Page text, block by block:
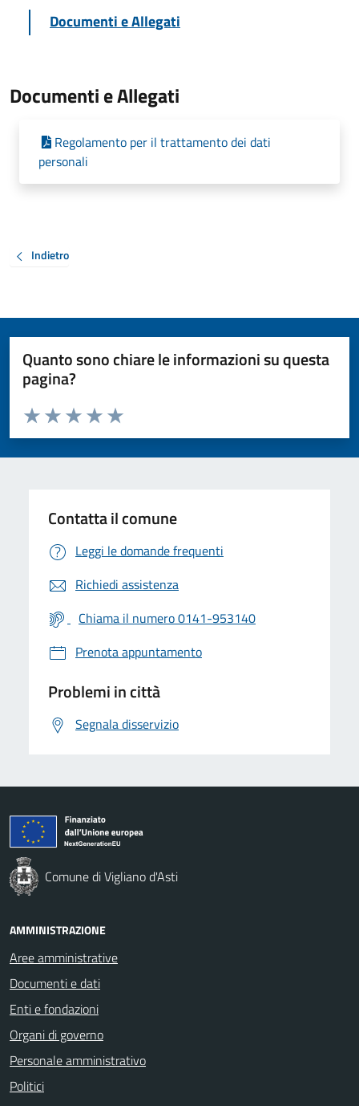
Documenti e Allegati
Documenti e Allegati
Regolamento per il trattamento dei dati
personali
Indietro
Quanto sono chiare le informazioni su questa
pagina?
Valuta da 1 a 5 stelle la pagina
Valuta 5 stelle su 5
Valuta 4 stelle su 5
Valuta 3 stelle su 5
Valuta 2 stelle su 5
Valuta 1 stelle su 5
Contatta il comune
Leggi le domande frequenti
Richiedi assistenza
Chiama il numero 0141-953140
Prenota appuntamento
Problemi in città
Segnala disservizio
Comune di Vigliano d'Asti
AMMINISTRAZIONE
Aree amministrative
Documenti e dati
Enti e fondazioni
Organi di governo
Personale amministrativo
Politici